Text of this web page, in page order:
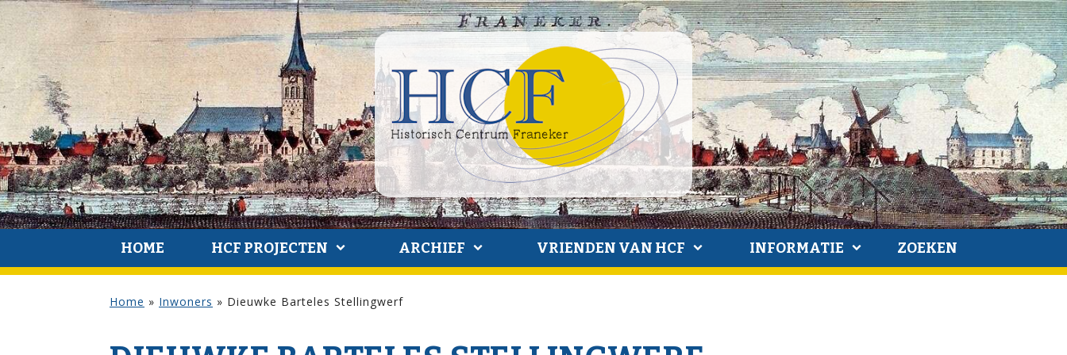
HOME HCF PROJECTEN ARCHIEF VRIENDEN VAN HCF INFORMATIE ZOEKEN
Home » Inwoners » Dieuwke Barteles Stellingwerf